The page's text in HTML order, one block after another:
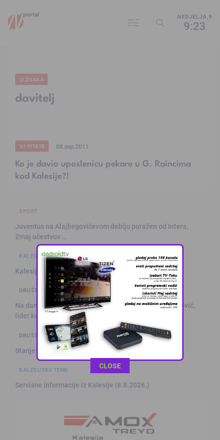
NEDJELJA,9
9:23
OZNAKA
davitelj
VI PITATE 08.sep.2011
Ko je davio uposlenicu pekare u G. Raincima
kod Kalesije?!
SPORT
Juventus na Alajbegovićevom debiju poražen od Intera,
Zmaj učestvov …
KALESIJSKE TEME
Kalesija: Kuća za odmor sa grijanim bazenom
DRUŠTVO I POLITIKA
Na današnji dan prije 101. godine rođen Alija Izetbegović,
lider ko …
DRUŠTVO I POLITIKA
Stanje na putevima
KALESIJSKE TEME
Servisne informacije iz Kalesije (8.8.2026.)
This popup will close in:
CLOSE